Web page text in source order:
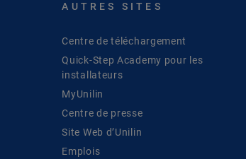
AUTRES SITES
Centre de téléchargement
Quick-Step Academy pour les
installateurs
MyUnilin
Centre de presse
Site Web d’Unilin
Emplois